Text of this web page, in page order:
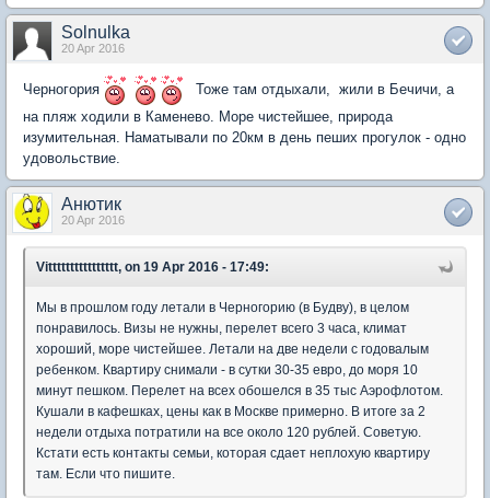
Solnulka
20 Apr 2016
Черногория
Тоже там отдыхали, жили в Бечичи, а
на пляж ходили в Каменево. Море чистейшее, природа
изумительная. Наматывали по 20км в день пеших прогулок - одно
удовольствие.
Анютик
20 Apr 2016
Vitttttttttttttttt, on 19 Apr 2016 - 17:49:
Мы в прошлом году летали в Черногорию (в Будву), в целом
понравилось. Визы не нужны, перелет всего 3 часа, климат
хороший, море чистейшее. Летали на две недели с годовалым
ребенком. Квартиру снимали - в сутки 30-35 евро, до моря 10
минут пешком. Перелет на всех обошелся в 35 тыс Аэрофлотом.
Кушали в кафешках, цены как в Москве примерно. В итоге за 2
недели отдыха потратили на все около 120 рублей. Советую.
Кстати есть контакты семьи, которая сдает неплохую квартиру
там. Если что пишите.